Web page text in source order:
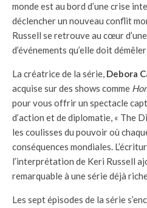
monde est au bord d’une crise
déclencher un nouveau conflit
Russell se retrouve au cœur
d’événements qu’elle doit
La créatrice de la série, Debora
acquise sur des shows comme
pour vous offrir un spectacle
d’action et de diplomatie, « The
les coulisses du pouvoir où
conséquences mondiales.
l’interprétation de Keri Russell
remarquable à une série déjà
Les sept épisodes de la série